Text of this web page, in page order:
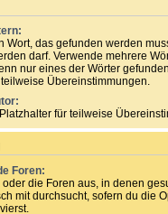
Wort, das gefunden werden
darf. Verwende mehrere
nur eines der Wörter
Übereinstimmungen.
für teilweise
Foren:
die Foren aus, in denen
mit durchsucht, sofern du die